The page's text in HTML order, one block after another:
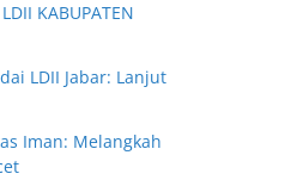
KABUPATEN
LDII Jabar: Lanjut
Iman: Melangkah